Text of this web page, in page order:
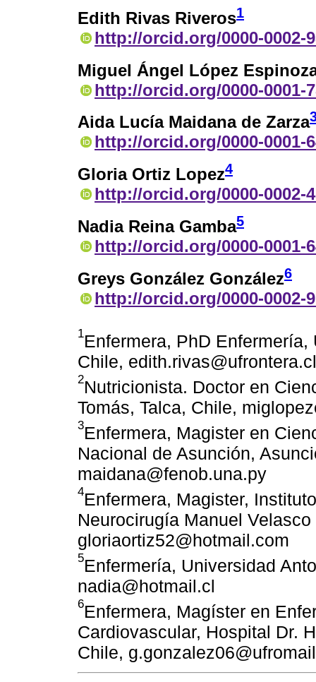
Edith Rivas Riveros1
http://orcid.org/0000-0002-
Miguel Ángel López
http://orcid.org/0000-0001-
Aida Lucía Maidana de Zarza
http://orcid.org/0000-0001-
Gloria Ortiz Lopez4
http://orcid.org/0000-0002-
Nadia Reina Gamba5
http://orcid.org/0000-0001-
Greys González González6
http://orcid.org/0000-0002-
1Enfermera, PhD
Chile,
2Nutricionista. Doctor en
Tomás, Talca, Chile,
3Enfermera, Magister en
Nacional de Asunción,
maidana@fenob.una.py
4Enfermera, Magister,
Neurocirugía Manuel
gloriaortiz52@hotmail.com
5Enfermería, Universidad
nadia@hotmail.cl
6Enfermera, Magíster en
Cardiovascular, Hospital Dr.
Chile,